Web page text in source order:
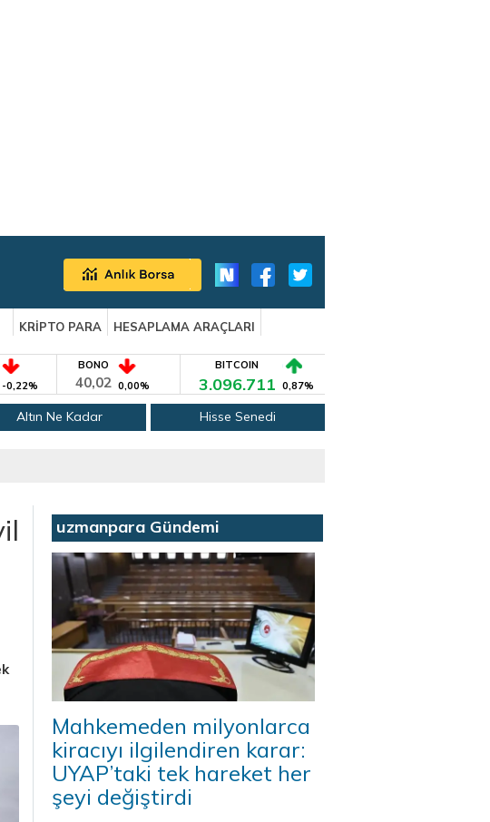
KRİPTO PARA
HESAPLAMA ARAÇLARI
-0,22%
BONO
40,02 0,00%
BITCOIN
3.096.711 0,87%
Altın Ne Kadar Hisse Senedi
uzmanpara Gündemi
Mahkemeden milyonlarca
kiracıyı ilgilendiren karar:
UYAP’taki tek hareket her
şeyi değiştirdi